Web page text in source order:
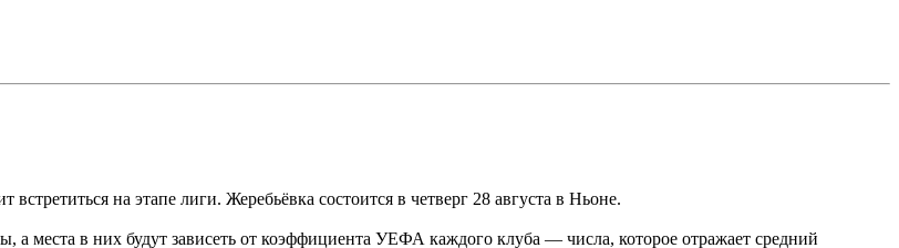
на этапе лиги. Жеребьёвка состоится в четверг 28 августа в Ньоне.
а места в них будут зависеть от коэффициента УЕФА каждого клуба — числа, которое отражает средний